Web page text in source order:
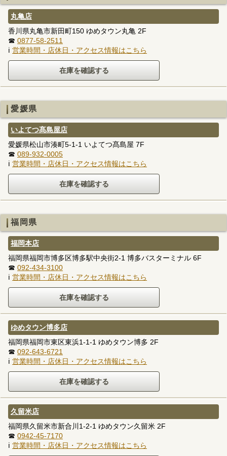
丸亀店
香川県丸亀市新田町150 ゆめタウン丸亀 2F
☎ 0877-58-2511
ℹ 営業時間・店休日・アクセス情報はこちら
愛媛県
いよてつ髙島屋店
愛媛県松山市湊町5-1-1 いよてつ髙島屋 7F
☎ 089-932-0005
ℹ 営業時間・店休日・アクセス情報はこちら
福岡県
福岡本店
福岡県福岡市博多区博多駅中央街2-1 博多バスターミナル 6F
☎ 092-434-3100
ℹ 営業時間・店休日・アクセス情報はこちら
ゆめタウン博多店
福岡県福岡市東区東浜1-1-1 ゆめタウン博多 2F
☎ 092-643-6721
ℹ 営業時間・店休日・アクセス情報はこちら
久留米店
福岡県久留米市新合川1-2-1 ゆめタウン久留米 2F
☎ 0942-45-7170
ℹ 営業時間・店休日・アクセス情報はこちら